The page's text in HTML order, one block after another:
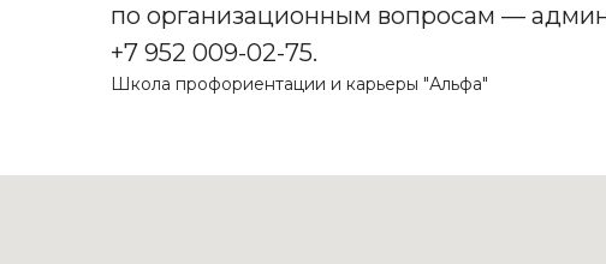
по организационным вопросам —
+7 952 009-02-75.
Школа профориентации и карьеры "Альфа"